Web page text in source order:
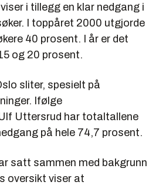
i tillegg en klar nedgang i
I toppåret 2000 utgjorde
40 prosent. I år er det
og 20 prosent.
sliter, spesielt på
Ifølge
Uttersrud har totaltallene
på hele 74,7 prosent.
satt sammen med bakgrunn
oversikt viser at